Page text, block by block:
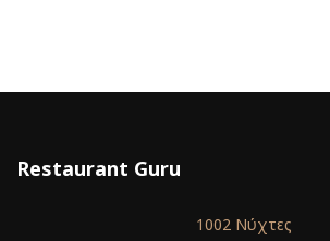
Restaurant Guru
1002 Νύχτες